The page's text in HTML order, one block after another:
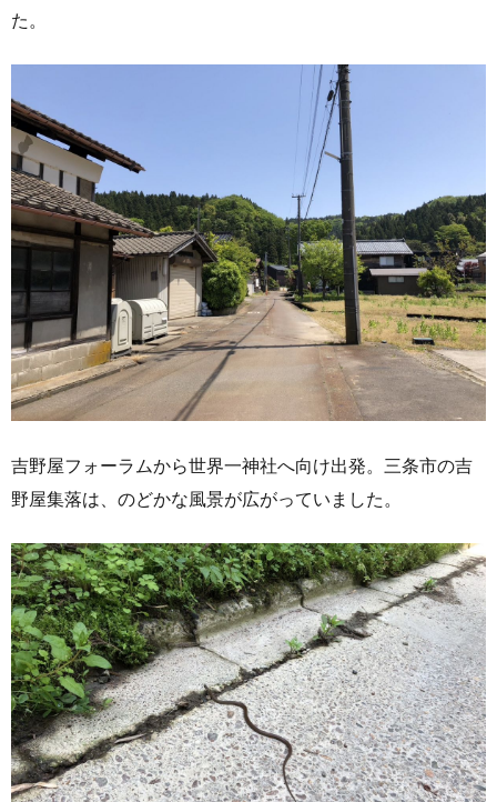
た。
吉野屋フォーラムから世界一神社へ向け出発。三条市の吉
野屋集落は、のどかな風景が広がっていました。